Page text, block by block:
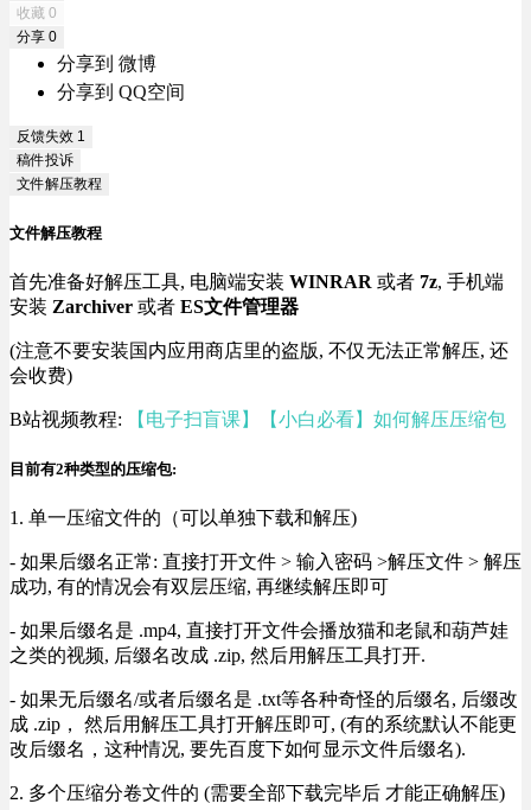
收藏 0
分享 0
分享到 微博
分享到 QQ空间
反馈失效 1
稿件投诉
文件解压教程
文件解压教程
首先准备好解压工具, 电脑端安装 WINRAR 或者 7z, 手机端
安装 Zarchiver 或者 ES文件管理器
(注意不要安装国内应用商店里的盗版, 不仅无法正常解压, 还
会收费)
B站视频教程: 【电子扫盲课】【小白必看】如何解压压缩包
目前有2种类型的压缩包:
1. 单一压缩文件的（可以单独下载和解压)
- 如果后缀名正常: 直接打开文件 > 输入密码 >解压文件 > 解压
成功, 有的情况会有双层压缩, 再继续解压即可
- 如果后缀名是 .mp4, 直接打开文件会播放猫和老鼠和葫芦娃
之类的视频, 后缀名改成 .zip, 然后用解压工具打开.
- 如果无后缀名/或者后缀名是 .txt等各种奇怪的后缀名, 后缀改
成 .zip， 然后用解压工具打开解压即可, (有的系统默认不能更
改后缀名，这种情况, 要先百度下如何显示文件后缀名).
2. 多个压缩分卷文件的 (需要全部下载完毕后 才能正确解压)